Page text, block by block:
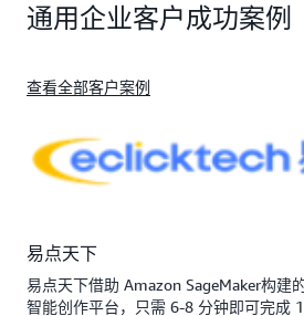
通用企业客户成功案例
查看全部客户案例
易点天下
易点天下借助 Amazon SageMaker构建
智能创作平台，只需 6-8 分钟即可完成